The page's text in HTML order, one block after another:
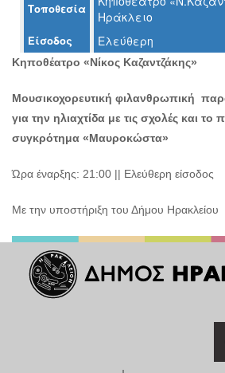
ΠΟΛΙΤΙΣΜΟΣ
ΠΟΛΗ
Τοποθεσία
Ηράκλειο
Είσοδος Ελεύθερη
Κηποθέατρο «Νίκος Καζαντζάκης»
Μουσικοχορευτική φιλανθρωπική
για την ηλιαχτίδα με τις σχολές και το
συγκρότημα «Μαυροκώστα»
Ώρα έναρξης: 21:00 || Ελεύθερη είσοδος
Με την υποστήριξη του Δήμου Ηρακλείου